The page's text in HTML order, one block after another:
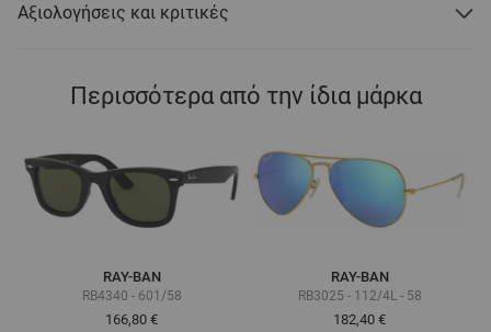
Αξιολογήσεις και κριτικές
Περισσότερα από την ίδια μάρκα
RAY-BAN
RB4340 - 601/58
166,80 €
RAY-BAN
RB3025 - 112/4L - 58
182,40 €